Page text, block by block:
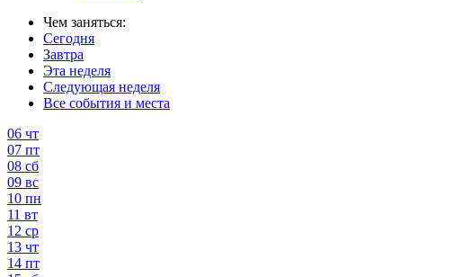
Чем заняться:
Сегодня
Завтра
Эта неделя
Следующая неделя
Все события и места
06 чт
07 пт
08 сб
09 вс
10 пн
11 вт
12 ср
13 чт
14 пт